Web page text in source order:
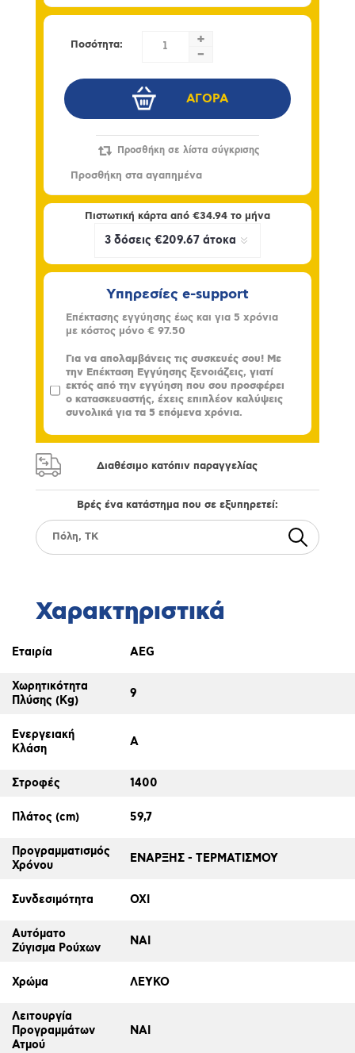
Ποσότητα:
+
-
Πιστωτική κάρτα από €34.94το μήνα
Υπηρεσίες e-support
Επέκτασης εγγύησης έως και για 5 χρόνια
με κόστος μόνο € 97.50
Για να απολαμβάνεις τις συσκευές σου! Με
την Επέκταση Εγγύησης ξενοιάζεις, γιατί
εκτός από την εγγύηση που σου προσφέρει
ο κατασκευαστής, έχεις επιπλέον καλύψεις
συνολικά για τα 5 επόμενα χρόνια.
Διαθέσιμο κατόπιν παραγγελίας
Βρές ένα κατάστημα που σε εξυπηρετεί:
Χαρακτηριστικά
Εταιρία AEG
Χωρητικότητα
Πλύσης (Kg)
9
Ενεργειακή
Κλάση
A
Στροφές 1400
Πλάτος (cm) 59,7
Προγραμματισμός
Χρόνου
ΕΝΑΡΞΗΣ - ΤΕΡΜΑΤΙΣΜΟΥ
Συνδεσιμότητα ΟΧΙ
Αυτόματο
Ζύγισμα Ρούχων
ΝΑΙ
Χρώμα ΛΕΥΚΟ
Λειτουργία
Προγραμμάτων
Ατμού
ΝΑΙ